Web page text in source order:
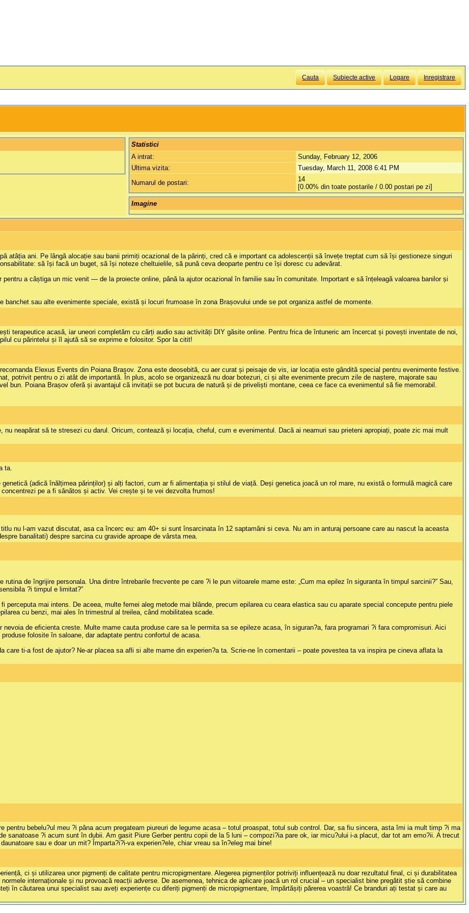
Cauta Subiecte active Logare Inregistrare
Statistici
A intrat:
Sunday, February 12, 2006
Ultima vizita:
Tuesday, March 11, 2008 6:41 PM
Numarul de postari:
14
[0.00% din toate postarile / 0.00 postari pe zi]
Imagine
atâția ani. Pe lângă alocație sau banii primiți ocazional de la părinți, cred că e important ca adolescenții să învețe treptat cum să își gestioneze singuri
să își facă un buget, să își noteze cheltuielile, să pună ceva deoparte pentru ce își doresc cu adevărat.
a câștiga un mic venit — de la proiecte online, până la ajutor ocazional în familie sau în comunitate. Important e să înțeleagă valoarea banilor și
banchet sau alte evenimente speciale, există și locuri frumoase în zona Brașovului unde se pot organiza astfel de momente.
terapeutice acasă, iar uneori completăm cu cărți audio sau activități DIY găsite online. Pentru frica de întuneric am încercat și povești inventate de noi,
cu părintelui și îl ajută să se exprime e folositor. Spor la citit!
Elexus Events din Poiana Brașov. Zona este deosebită, cu aer curat și peisaje de vis, iar locația este gândită special pentru evenimente festive.
potrivit pentru o zi atât de importantă. În plus, acolo se organizează nu doar botezuri, ci și alte evenimente precum zile de naștere, majorate sau
bun. Poiana Brașov oferă și avantajul că invitații se pot bucura de natură și de priveliști montane, ceea ce face ca evenimentul să fie memorabil.
neapărat să te stresezi cu darul. Oricum, contează și locația, cheful, cum e evenimentul. Dacă ai neamuri sau prieteni apropiați, poate zic mai mult
ta.
(adică înălțimea părinților) și alți factori, cum ar fi alimentația și stilul de viață. Deși genetica joacă un rol mare, nu există o formulă magică care
pe a fi sănătos și activ. Vei crește și te vei dezvolta frumos!
nu l-am vazut discutat, asa ca încerc eu: am 40+ si sunt însarcinata în 12 saptamâni si ceva. Nu am in anturaj persoane care au nascut la aceasta
banalitati) despre sarcina cu gravide aproape de vârsta mea.
de îngrijire personala. Una dintre întrebarile frecvente pe care ?i le pun viitoarele mame este: „Cum ma epilez în siguranta în timpul sarcinii?” Sau,
?i timpul e limitat?”
perceputa mai intens. De aceea, multe femei aleg metode mai blânde, precum epilarea cu ceara elastica sau cu aparate special concepute pentru piele
cu benzi, mai ales în trimestrul al treilea, când mobilitatea scade.
de eficienta creste. Multe mame cauta produse care sa le permita sa se epileze acasa, în siguran?a, fara programari ?i fara compromisuri. Aici
folosite în saloane, dar adaptate pentru confortul de acasa.
care ti-a fost de ajutor? Ne-ar placea sa afli si alte mame din experien?a ta. Scrie-ne în comentarii – poate povestea ta va inspira pe cineva aflata la
pentru bebelu?ul meu ?i pâna acum pregateam piureuri de legume acasa – totul proaspat, totul sub control. Dar, sa fiu sincera, asta îmi ia mult timp ?i ma
sanatoase ?i acum sunt în dubii. Am gasit Piure Gerber pentru copii de la 5 luni – compozi?ia pare ok, iar micu?ului i-a placut, dar tot am emo?ii. A trecut
sau e doar un mit? Împarta?i?i-va experien?ele, chiar vreau sa în?eleg mai bine!
ci și utilizarea unor pigmenți de calitate pentru micropigmentare. Alegerea pigmenților potriviți influențează nu doar rezultatul final, ci și durabilitatea
internaționale și nu provoacă reacții adverse. De asemenea, tehnica de aplicare joacă un rol crucial – un specialist bine pregătit știe să combine
în căutarea unui specialist sau aveți experiențe cu diferiți pigmenți de micropigmentare, împărtășiți părerea voastră! Ce branduri ați testat și care au